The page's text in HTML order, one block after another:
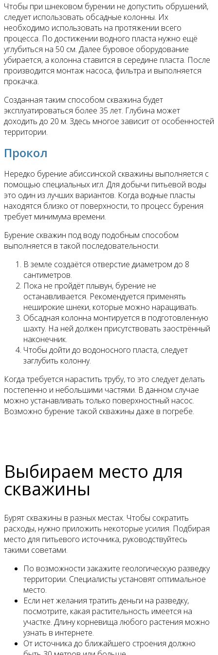
Чтобы при шнековом бурении не допустить обрушений,
следует использовать обсадные колонны. Их
необходимо использовать на протяжении всего
процесса. По достижении водного пласта нужно ещё
углубиться на 50 см. Далее буровое оборудование
убирается, а колонна ставится в середине пласта. После
производится монтаж насоса, фильтра и выполняется
прокачка.
Созданная таким способом скважина будет
эксплуатироваться более 35 лет. Глубина может
доходить до 20 м. Здесь многое зависит от особенностей
территории.
Прокол
Нередко бурение абиссинской скважины выполняется с
помощью специальных игл. Для добычи питьевой воды
это один из лучших вариантов. Когда водные пласты
находятся близко от поверхности, то процесс бурения
требует минимума времени.
Бурение скважин под воду подобным способом
выполняется в такой последовательности.
В земле создаётся отверстие диаметром до 8
сантиметров.
Пока не пройдёт плывун, бурение не
останавливается. Рекомендуется применять
неширокие шнеки, которые можно наращивать.
Обсадная колонна монтируется в подготовленную
шахту. На ней должен присутствовать заострённый
наконечник.
Чтобы дойти до водоносного пласта, следует
заглубить колонну.
Когда требуется нарастить трубу, то это следует делать
постепенно и небольшими частями. В данном случае
можно устанавливать только поверхностный насос.
Возможно бурение такой скважины даже в погребе.
Выбираем место для
скважины
Бурят скважины в разных местах. Чтобы сократить
расходы, нужно приложить некоторые усилия. Подбирая
место для питьевого источника, руководствуйтесь
такими советами.
По возможности закажите геологическую разведку
территории. Специалисты установят оптимальное
место.
Если нет желания тратить деньги на разведку,
посмотрите, какая растительность имеется на
участке. Длину корневища любого растения можно
узнать в интернете.
От источника до ближайшего строения должно